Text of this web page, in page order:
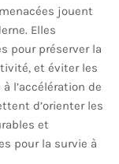
jouent
Elles
pour préserver la
et éviter les
l’accélération de
d’orienter les
et
pour la survie à